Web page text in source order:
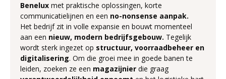
Benelux met praktische oplossingen, korte
communicatielijnen en een no-nonsense aanpak.
Het bedrijf zit in volle expansie en bouwt momenteel
aan een nieuw, modern bedrijfsgebouw. Tegelijk
wordt sterk ingezet op structuur, voorraadbeheer en
digitalisering. Om die groei mee in goede banen te
leiden, zoeken ze een magazijnier die graag